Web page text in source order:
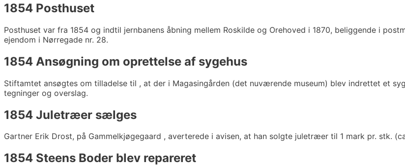
1854 Posthuset
Posthuset var fra 1854 og indtil jernbanens åbning mellem Roskilde og Orehoved i 1870, beliggende i
ejendom i Nørregade nr. 28.
1854 Ansøgning om oprettelse af sygehus
Stiftamtet ansøgtes om tilladelse til , at der i Magasingården (det nuværende museum) blev indrettet et
tegninger og overslag.
1854 Juletræer sælges
Gartner Erik Drost, på Gammelkjøgegaard , averterede i avisen, at han solgte juletræer til 1 mark pr. stk.
1854 Steens Boder blev repareret